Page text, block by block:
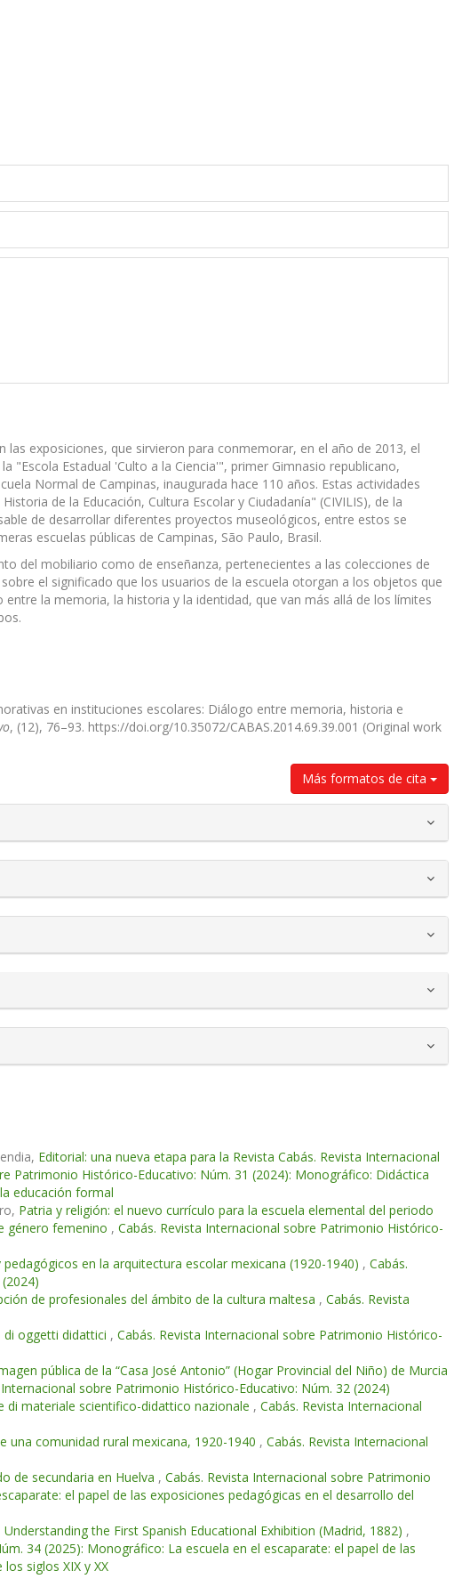
exposiciones, que sirvieron para conmemorar, en el año de 2013, el
"Escola Estadual 'Culto a la Ciencia'", primer Gimnasio republicano,
Normal de Campinas, inaugurada hace 110 años. Estas actividades
de la Educación, Cultura Escolar y Ciudadanía" (CIVILIS), de la
de desarrollar diferentes proyectos museológicos, entre estos se
escuelas públicas de Campinas, São Paulo, Brasil.
del mobiliario como de enseñanza, pertenecientes a las colecciones de
el significado que los usuarios de la escuela otorgan a los objetos que
la memoria, la historia y la identidad, que van más allá de los límites
en instituciones escolares: Diálogo entre memoria, historia e
, (12), 76–93. https://doi.org/10.35072/CABAS.2014.69.39.001 (Original work
Más formatos de cita
Editorial: una nueva etapa para la Revista Cabás. Revista Internacional
Patrimonio Histórico-Educativo: Núm. 31 (2024): Monográfico: Didáctica
educación formal
Patria y religión: el nuevo currículo para la escuela elemental del periodo
género femenino , Cabás. Revista Internacional sobre Patrimonio Histórico-
en la arquitectura escolar mexicana (1920-1940) , Cabás.
de profesionales del ámbito de la cultura maltesa , Cabás. Revista
di oggetti didattici , Cabás. Revista Internacional sobre Patrimonio Histórico-
pública de la “Casa José Antonio” (Hogar Provincial del Niño) de Murcia
sobre Patrimonio Histórico-Educativo: Núm. 32 (2024)
di materiale scientifico-didattico nazionale , Cabás. Revista Internacional
una comunidad rural mexicana, 1920-1940 , Cabás. Revista Internacional
de secundaria en Huelva , Cabás. Revista Internacional sobre Patrimonio
el papel de las exposiciones pedagógicas en el desarrollo del
the First Spanish Educational Exhibition (Madrid, 1882) ,
34 (2025): Monográfico: La escuela en el escaparate: el papel de las
siglos XIX y XX